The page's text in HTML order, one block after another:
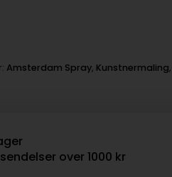
Amsterdam Spray, Kunstnermaling,
over 1000 kr